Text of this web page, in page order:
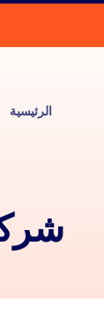
الرئيسية